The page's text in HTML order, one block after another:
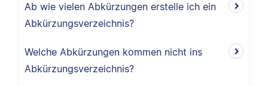
Ab wie vielen Abkürzungen erstelle ich ein
Abkürzungsverzeichnis?
Welche Abkürzungen kommen nicht ins
Abkürzungsverzeichnis?